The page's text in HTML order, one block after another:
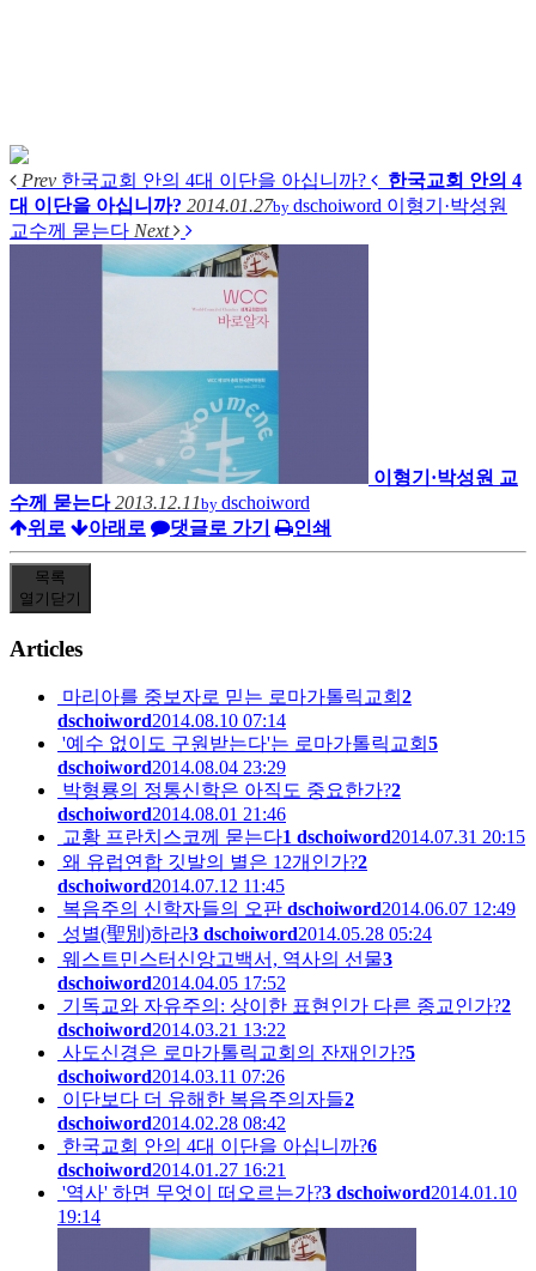
Prev 한국교회 안의 4대 이단을 아십니까?
한국교회 안의 4
대 이단을 아십니까? 2014.01.27by dschoiword 이형기·박성원
교수께 묻는다 Next
이형기·박성원 교
수께 묻는다 2013.12.11by dschoiword
위로
아래로 댓글로 가기 인쇄
목록
열기 닫기
Articles
마리아를 중보자로 믿는 로마가톨릭교회 2
dschoiword2014.08.10 07:14
'예수 없이도 구원받는다'는 로마가톨릭교회 5
dschoiword2014.08.04 23:29
박형룡의 정통신학은 아직도 중요한가?2
dschoiword2014.08.01 21:46
교황 프란치스코께 묻는다1 dschoiword2014.07.31 20:15
왜 유럽연합 깃발의 별은 12개인가?2
dschoiword2014.07.12 11:45
복음주의 신학자들의 오판 dschoiword2014.06.07 12:49
성별(聖別)하라3 dschoiword2014.05.28 05:24
웨스트민스터신앙고백서, 역사의 선물3
dschoiword2014.04.05 17:52
기독교와 자유주의: 상이한 표현인가 다른 종교인가?2
dschoiword2014.03.21 13:22
사도신경은 로마가톨릭교회의 잔재인가?5
dschoiword2014.03.11 07:26
이단보다 더 유해한 복음주의자들2
dschoiword2014.02.28 08:42
한국교회 안의 4대 이단을 아십니까?6
dschoiword2014.01.27 16:21
'역사' 하면 무엇이 떠오르는가?3 dschoiword2014.01.10
19:14